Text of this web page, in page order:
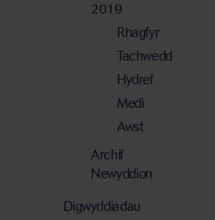
2019
Rhagfyr
Tachwedd
Hydref
Medi
Awst
Archif
Newyddion
Digwyddiadau